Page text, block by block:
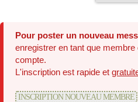
Pour poster un nouveau
enregistrer en tant que
compte.
L'inscription est rapide et
INSCRIPTION NOUVEAU MEMBRE